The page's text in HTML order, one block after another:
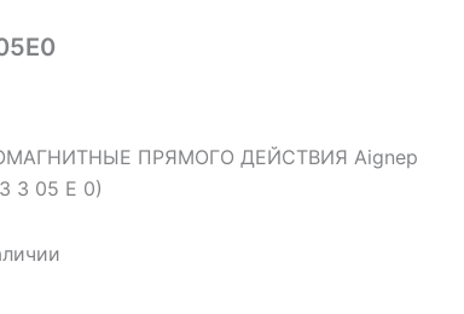
ПРЯМОГО ДЕЙСТВИЯ Aignep
3 05 E 0)